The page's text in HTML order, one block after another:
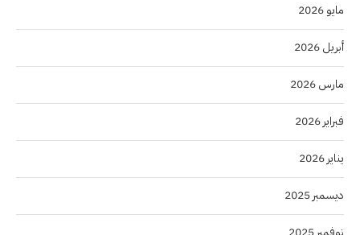
مايو 2026
أبريل 2026
مارس 2026
فبراير 2026
يناير 2026
ديسمبر 2025